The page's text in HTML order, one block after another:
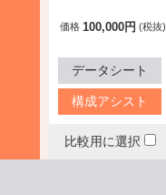
価格 100,000円 (税抜)
データシート
構成アシスト
比較用に選択